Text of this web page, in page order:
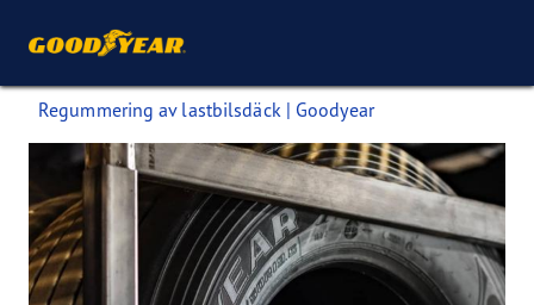
Regummering av lastbilsdäck | Goodyear